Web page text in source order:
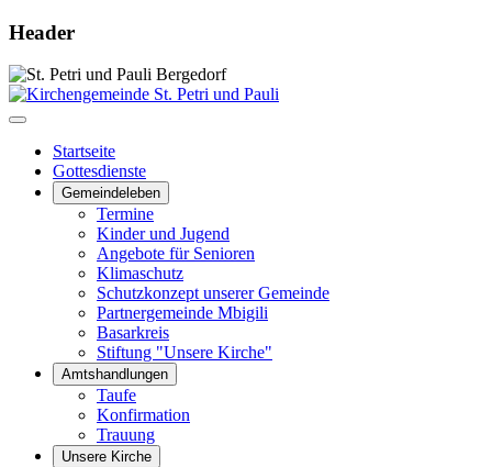
Header
Startseite
Gottesdienste
Gemeindeleben
Termine
Kinder und Jugend
Angebote für Senioren
Klimaschutz
Schutzkonzept unserer Gemeinde
Partnergemeinde Mbigili
Basarkreis
Stiftung "Unsere Kirche"
Amtshandlungen
Taufe
Konfirmation
Trauung
Unsere Kirche